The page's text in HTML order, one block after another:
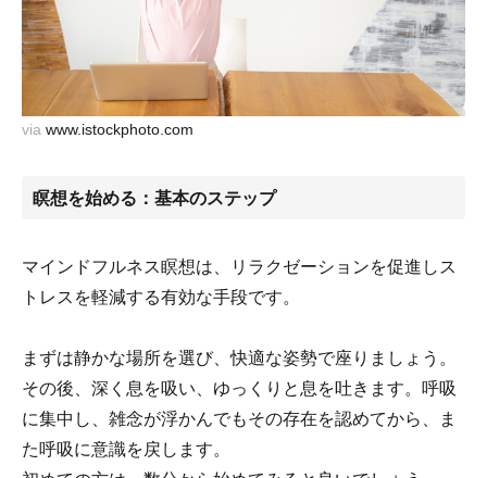
via www.istockphoto.com
瞑想を始める：基本のステップ
マインドフルネス瞑想は、リラクゼーションを促進しス
トレスを軽減する有効な手段です。
まずは静かな場所を選び、快適な姿勢で座りましょう。
その後、深く息を吸い、ゆっくりと息を吐きます。呼吸
に集中し、雑念が浮かんでもその存在を認めてから、ま
た呼吸に意識を戻します。